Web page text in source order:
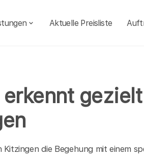
Aktuelle Preisliste
gezielt
die Begehung mit einem